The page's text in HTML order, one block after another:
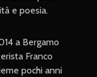
e poesia.
a Bergamo
Franco
pochi anni